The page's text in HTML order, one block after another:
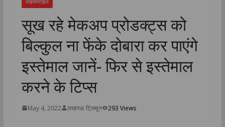
सूख रहे मेकअप प्रोडक्ट्स को
बिल्कुल ना फेंके दोबारा कर पाएंगे
इस्तेमाल जानें- फिर से इस्तेमाल
करने के टिप्स
May 4, 2022 लखनऊ ट्रिब्यून 293 Views